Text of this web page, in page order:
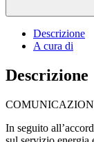
Descrizione
A cura di
Descrizione
In seguito